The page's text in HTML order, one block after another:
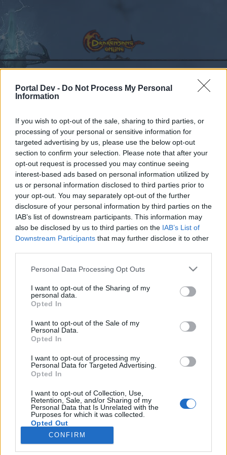
Portal Dev - Do Not Process My Personal
Information
If you wish to opt-out of the sale, sharing to third parties, or
processing of your personal or sensitive information for
targeted advertising by us, please use the below opt-out
section to confirm your selection. Please note that after your
opt-out request is processed you may continue seeing
interest-based ads based on personal information utilized by
us or personal information disclosed to third parties prior to
your opt-out. You may separately opt-out of the further
disclosure of your personal information by third parties on the
IAB’s list of downstream participants. This information may
also be disclosed by us to third parties on the IAB’s List of
Downstream Participants that may further disclose it to other
Personal Data Processing Opt Outs
I want to opt-out of the Sharing of my
personal data.
Opted In
I want to opt-out of the Sale of my
Personal Data.
Opted In
I want to opt-out of processing my
Personal Data for Targeted Advertising.
Opted In
I want to opt-out of Collection, Use,
Retention, Sale, and/or Sharing of my
Personal Data that Is Unrelated with the
Purposes for which it was collected.
Opted Out
CONFIRM
Foren ... Allgemeines Forum Gruppe,... was heißt das?
Mitglieder, denen der Beitrag #1
gefällt
Liebe(r) Forum-Leser/in,
wenn Du in diesem Forum aktiv an den
Gesprächen teilnehmen oder eigene Themen
starten möchtest, musst Du Dich bitte zunächst im
Spiel einloggen. Falls Du noch keinen Spielaccount
besitzt, bitte registriere Dich neu. Wir freuen uns
auf Deinen nächsten Besuch in unserem Forum!
„Zum Spiel“
Thema: Gruppe,... was heißt das?
1 April 2024
loskrappa
Forenanwärter
Beiträge:
1 April 2024
satanicwitch
Forenkommissar
1 April 2024
jordywinchester
Boardveteran, weiblich, <
Beiträge: 931 Zustimmungen: 1.148 Punkte für Erfolge:
troll1009
Admiral des Forums, <
Foren
Letzte Beiträge
Kalender